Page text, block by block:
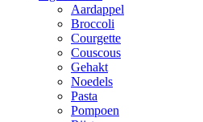
Aardappel
Broccoli
Courgette
Couscous
Gehakt
Noedels
Pasta
Pompoen